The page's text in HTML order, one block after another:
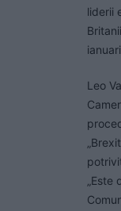
liderii
Leo